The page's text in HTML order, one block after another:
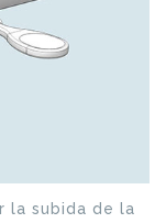
la subida de la